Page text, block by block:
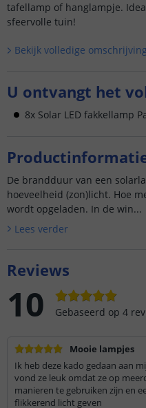
tafellamp of hanglampje.
sfeervolle tuin!
Bekijk volledige omschrijving
U ontvangt het
8x Solar LED fakkellamp
De brandduur van een
hoeveelheid (zon)licht. Hoe
wordt opgeladen. In de win...
Lees verder
Reviews
10 Gebaseerd op 4
Mooie lampjes
Ik heb deze kado gedaan aan
vond ze leuk omdat ze op
manieren te gebruiken zijn en
flikkerend licht geven